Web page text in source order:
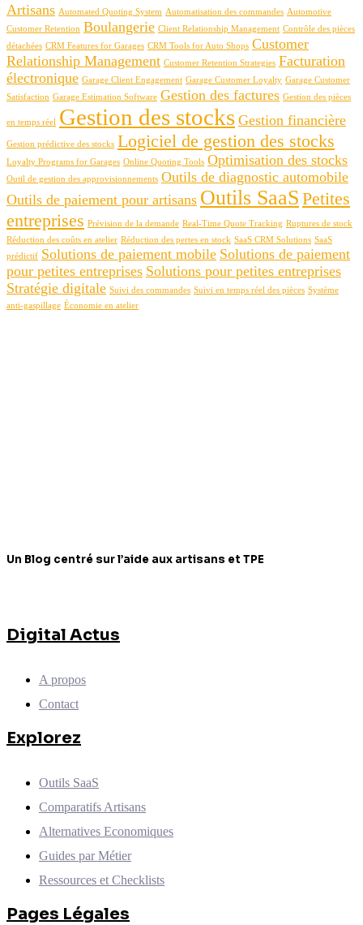
Artisans Automated Quoting System Automatisation des commandes Automotive
Customer Retention Boulangerie Client Relationship Management Contrôle des pièces
détachées CRM Features for Garages CRM Tools for Auto Shops Customer
Relationship Management Customer Retention Strategies Facturation
électronique Garage Client Engagement Garage Customer Loyalty Garage Customer
Satisfaction Garage Estimation Software Gestion des factures Gestion des pièces
en temps réel Gestion des stocks Gestion financière
Gestion prédictive des stocks Logiciel de gestion des stocks
Loyalty Programs for Garages Online Quoting Tools Optimisation des stocks
Outil de gestion des approvisionnements Outils de diagnostic automobile
Outils de paiement pour artisans Outils SaaS Petites
entreprises Prévision de la demande Real-Time Quote Tracking Ruptures de stock
Réduction des coûts en atelier Réduction des pertes en stock SaaS CRM Solutions SaaS
prédictif Solutions de paiement mobile Solutions de paiement
pour petites entreprises Solutions pour petites entreprises
Stratégie digitale Suivi des commandes Suivi en temps réel des pièces Système
anti-gaspillage Économie en atelier
Un Blog centré sur l’aide aux artisans et TPE
Digital Actus
A propos
Contact
Explorez
Outils SaaS
Comparatifs Artisans
Alternatives Economiques
Guides par Métier
Ressources et Checklists
Pages Légales